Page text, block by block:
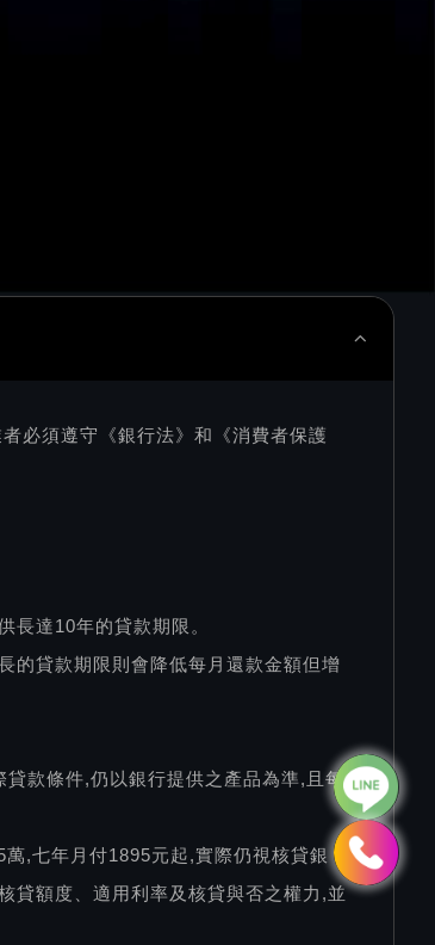
必須遵守《銀行法》和《消費者保護
長達10年的貸款期限。
的貸款期限則會降低每月還款金額但增
貸款條件,仍以銀行提供之產品為準,且每
,七年月付1895元起,實際仍視核貸銀
貸額度、適用利率及核貸與否之權力,並